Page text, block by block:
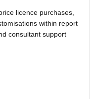
licence purchases,
within report
consultant support